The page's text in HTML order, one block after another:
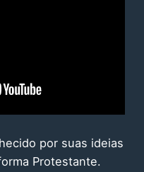
por suas ideias
Protestante.